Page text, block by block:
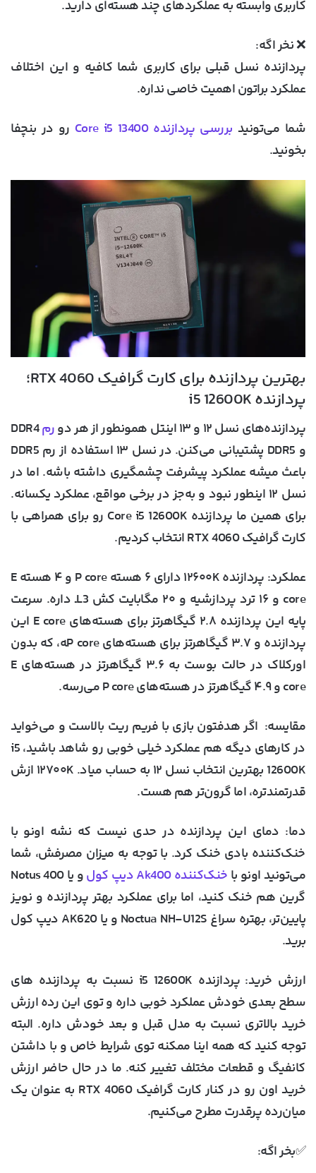
کاربری وابسته به عملکردهای چند هسته‌ای دارید.
❌ نخر اگه:
پردازنده نسل قبلی برای کاربری شما کافیه و این اختلاف
عملکرد براتون اهمیت خاصی نداره.
شما می‌تونید بررسی پردازنده Core i5 13400
رو در بنچفا
بخونید.
بهترین پردازنده برای کارت گرافیک RTX 4060؛
پردازنده i5 12600K
پردازنده‌های نسل ۱۲ و ۱۳ اینتل همونطور از هر دو رمDDR4
و DDR5 پشتیبانی می‌کنن. در نسل ۱۳ استفاده از رم DDR5
باعث میشه عملکرد پیشرفت چشمگیری داشته باشه. اما در
نسل ۱۲ اینطور نبود و به‌جز در برخی مواقع، عملکرد یکسانه.
برای همین ما پردازنده Core i5 12600K رو برای همراهی با
کارت گرافیک RTX 4060 انتخاب کردیم.
عملکرد
: پردازنده ۱۲۶۰۰K‍ دارای ۶ هسته P core و ۴ هسته E
core و ۱۶ ترد پردازشیه و ۲۰ مگابایت کش L3ـ داره. سرعت
پایه این پردازنده ۲.۸ گیگاهرتز برای هسته‌های E core این
پردازنده و ۳.۷ گیگاهرتز برای هسته‌های P core‍ه، که بدون
اورکلاک در حالت بوست به ۳.۶ گیگاهرتز در هسته‌های E
core و ۴.۹ گیگاهرتز در هسته‌های P core می‌رسه.
مقایسه: اگر هدفتون بازی با فریم ریت بالاست و می‌خواید
در کارهای دیگه هم عملکرد خیلی خوبی رو شاهد باشید، i5
12600K بهترین انتخاب نسل ۱۲ به حساب میاد. ۱۲۷۰۰K ازش
قدرتمندتره، اما گرون‌تر هم هست.
دما: دمای این پردازنده در حدی نیست که نشه اونو با
خنک‌کننده بادی خنک کرد. با توجه به میزان مصرفش، شما
می‌تونید اونو با خنک‌کننده Ak400 دیپ کول
و یا Notus 400
گرین هم خنک کنید، اما برای عملکرد بهتر پردازنده و نویز
پایین‌تر، بهتره سراغ Noctua NH-U12S و یا AK620 دیپ کول
برید.
ارزش خرید
: پردازنده i5 12600K نسبت به پردازنده های
سطح بعدی خودش عملکرد خوبی داره و توی این رده ارزش
خرید بالاتری نسبت به مدل قبل و بعد خودش داره. البته
توجه کنید که همه اینا ممکنه توی شرایط خاص و با داشتن
کانفیگ و قطعات مختلف تغییر کنه. ما در حال حاضر ارزش
خرید اون رو در کنار کارت گرافیک RTX 4060 به عنوان یک
میان‌رده پرقدرت مطرح می‌کنیم.
✅بخر اگه: